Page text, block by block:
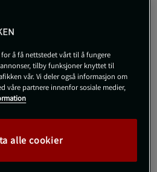
å få nettstedet vårt til å fungere
tilby funksjoner knyttet til
vår. Vi deler også informasjon om
våre partnere innenfor sosiale medier,
alle cookier